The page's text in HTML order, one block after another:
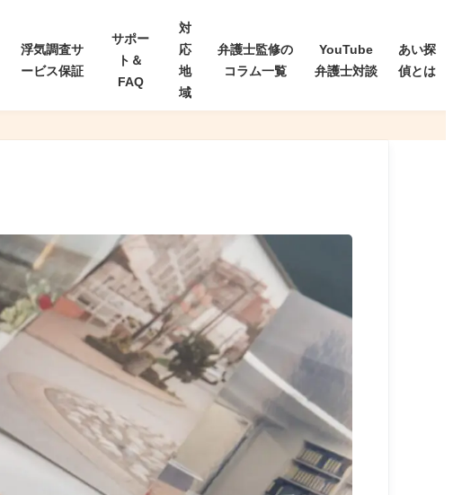
浮気調査サ
ービス保証
サポー
ト＆
FAQ
対
応
地
域
弁護士監修の
コラム一覧
YouTube
弁護士対談
あい探
偵とは